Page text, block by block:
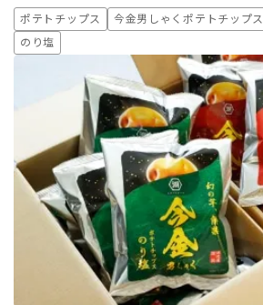
ポテトチップス 今金男しゃくポテトチップス
のり塩